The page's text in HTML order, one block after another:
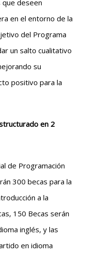
deseen
en el entorno de la
del Programa
un salto cualitativo
su
positivo para la
en 2
de Programación
300 becas para la
a la
150 Becas serán
inglés, y las
en idioma